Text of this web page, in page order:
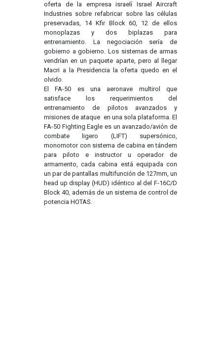
oferta de la empresa israelí Israel Aircraft
Industries sobre refabricar sobre las células
preservadas, 14 Kfir Block 60, 12 de ellos
monoplazas y dos biplazas para
entrenamiento. La negociación sería de
gobierno a gobierno. Los sistemas de armas
vendrían en un paquete aparte, pero al llegar
Macri a la Presidencia la oferta quedo en el
olvido.
El FA-50 es una aeronave multirol que
satisface los requerimientos del
entrenamiento de pilotos avanzados y
misiones de ataque en una sola plataforma. El
FA-50 Fighting Eagle es un avanzado/avión de
combate ligero (LIFT) supersónico,
monomotor con sistema de cabina en tándem
para piloto e instructor u operador de
armamento, cada cabina está equipada con
un par de pantallas multifunción de 127mm, un
head up display (HUD) idéntico al del F-16C/D
Block 40, además de un sistema de control de
potencia HOTAS.